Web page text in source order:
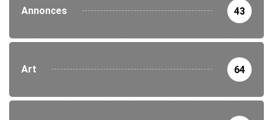
Annonces 43
Art 64